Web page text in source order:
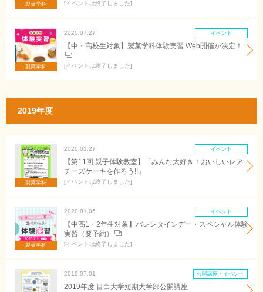
イベントは終了しました
製菓学科
2020.07.27 イベント
【中・高校生対象】製菓学科体験実習 Web開催が決定！
イベントは終了しました
製菓学科
2019年度
2020.01.27 イベント
【第11回 親子体験教室】「みんな大好き！おいしいレア
チーズケーキを作ろう!!」
イベントは終了しました
製菓学科
2020.01.06 イベント
【中高1・2年生対象】バレンタインデー・スペシャル体験
実習（要予約）
イベントは終了しました
製菓学科
2019.07.01 公開講座・イベント
2019年度 目白大学短期大学部公開講座